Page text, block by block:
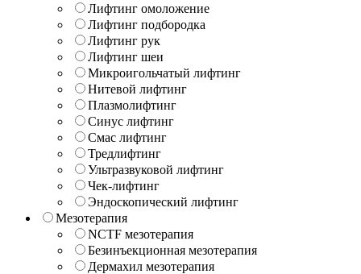
Лифтинг омоложение
Лифтинг подбородка
Лифтинг рук
Лифтинг шеи
Микроигольчатый лифтинг
Нитевой лифтинг
Плазмолифтинг
Синус лифтинг
Смас лифтинг
Тредлифтинг
Ультразвуковой лифтинг
Чек-лифтинг
Эндоскопический лифтинг
Мезотерапия
NCTF мезотерапия
Безинъекционная мезотерапия
Дермахил мезотерапия